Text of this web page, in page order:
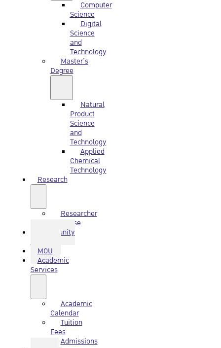
Computer
Science
Digital
Science
and
Technology
Master’s
Degree
Natural
Product
Science
and
Technology
Applied
Chemical
Technology
Research
Researcher
Database
Community
Service
MOU
Academic
Services
Academic
Calendar
Tuition
Fees
Admissions